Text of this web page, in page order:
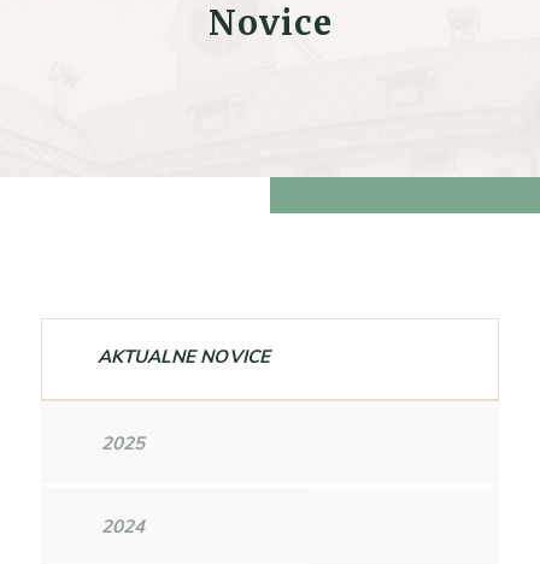
Novice
AKTUALNE NOVICE
2025
2024